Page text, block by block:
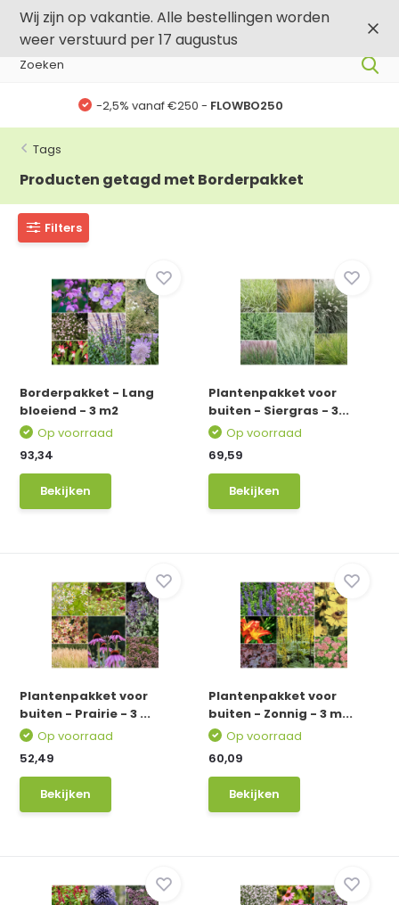
Wij zijn op vakantie. Alle bestellingen worden
weer verstuurd per 17 augustus
-,5% vanaf €500 -FLOWBO500
Tags
Producten getagd met Borderpakket
Filters
Borderpakket - Lang
bloeiend - 3 m2
Op voorraad
93,34
Bekijken
Plantenpakket voor
buiten - Siergras - 3...
Op voorraad
69,59
Bekijken
Plantenpakket voor
buiten - Prairie - 3 ...
Op voorraad
52,49
Bekijken
Plantenpakket voor
buiten - Zonnig - 3 m...
Op voorraad
60,09
Bekijken